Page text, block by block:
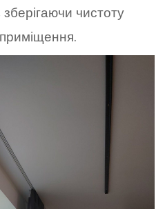
чистоту